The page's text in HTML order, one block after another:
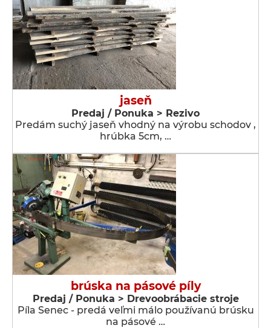
jaseň
Predaj / Ponuka > Rezivo
Predám suchý jaseň vhodný na výrobu schodov ,
hrúbka 5cm, …
brúska na pásové píly
Predaj / Ponuka > Drevoobrábacie stroje
Píla Senec - predá veľmi málo používanú brúsku
na pásové …